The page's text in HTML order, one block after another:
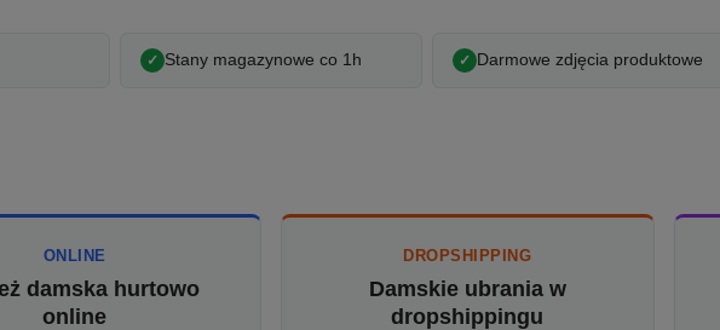
Stany magazynowe co 1h Darmowe zdjęcia produktowe
ONLINE
damska hurtowo
online
DROPSHIPPING
Damskie ubrania w
dropshippingu